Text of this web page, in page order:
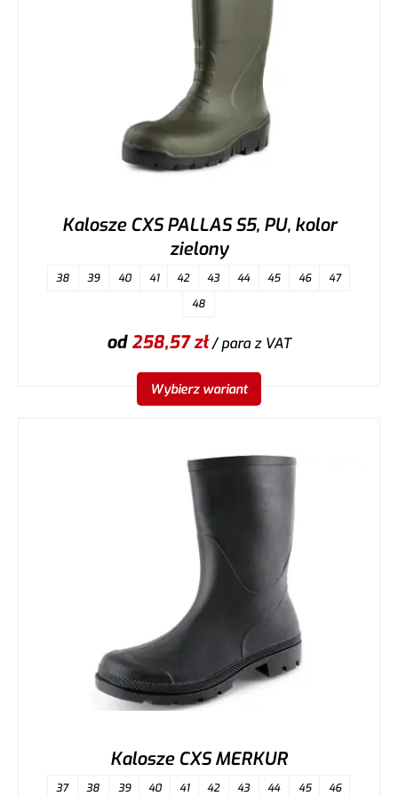
Kalosze CXS PALLAS S5, PU, kolor
zielony
38 39 40 41 42 43 44 45 46
47
48
od258,57zł/ paraz VAT
Wybierz wariant
Kalosze CXS MERKUR
37 38 39 40 41 42 43 44 45
46